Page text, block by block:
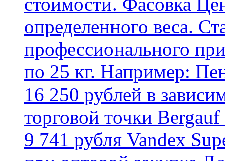
определенного веса.
профессионального
по 25 кг. Например:
16 250 рублей в
торговой точки
9 741 рубля Vandex